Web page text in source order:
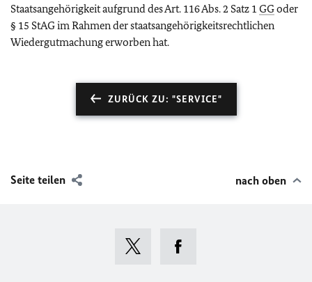
Staatsangehörigkeit aufgrund des Art. 116 Abs. 2 Satz 1 GGoder
§ 15 StAG im Rahmen der staatsangehörigkeitsrechtlichen
Wiedergutmachung erworben hat.
ZURÜCK ZU: "SERVICE"
Seite teilen nach oben